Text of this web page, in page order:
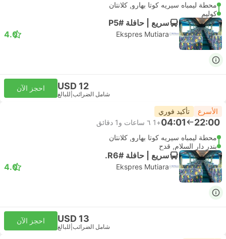
محطة ليمباه سيريه كوتا بهارو, كلانتان
كوليم
سريع | حافلة #P5
Ekspres Mutiara
4.0
USD 12
شامل الضرائب للبالغ
احجز الآن
الأسرع تأكيد فوري
22:00
04:01
+1
٦ ساعات و‫1 دقائق
محطة ليمباه سيريه كوتا بهارو, كلانتان
بندر دار السلام, قدح
سريع | حافلة #R6.
Ekspres Mutiara
4.0
USD 13
شامل الضرائب للبالغ
احجز الآن